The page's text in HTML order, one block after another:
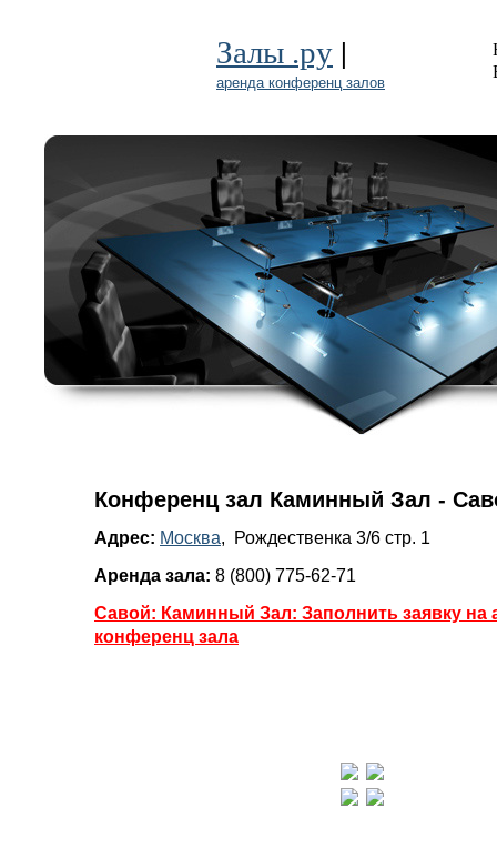
Залы .ру |
аренда конференц залов
Конференц зал Каминный Зал -
Адрес: Москва, Рождественка 3/6 стр. 1
Аренда зала: 8 (800) 775-62-71
Савой: Каминный Зал: Заполнить заявку на
конференц зала